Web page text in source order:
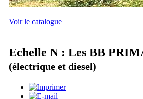
Voir le catalogue
Echelle N : Les BB
(électrique et diesel)